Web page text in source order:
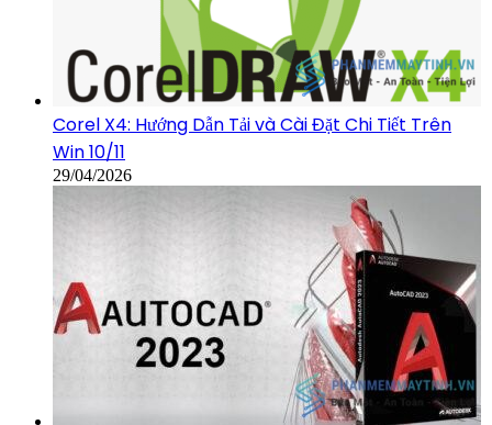
Corel X4: Hướng Dẫn Tải và Cài Đặt Chi Tiết Trên
Win 10/11
29/04/2026